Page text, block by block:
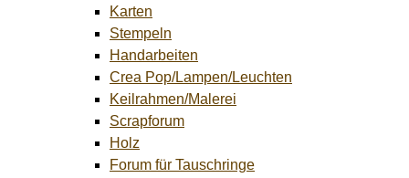
Karten
Stempeln
Handarbeiten
Crea Pop/Lampen/Leuchten
Keilrahmen/Malerei
Scrapforum
Holz
Forum für Tauschringe